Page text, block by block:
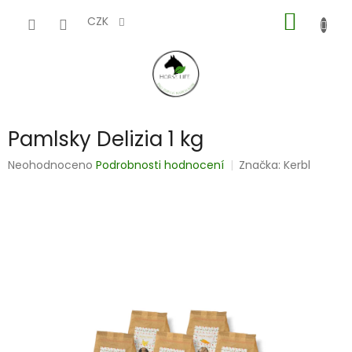
CZK
KOŠÍK
Pamlsky Delizia 1 kg
Průměrné
Neohodnoceno Podrobnosti hodnocení Značka:Kerbl